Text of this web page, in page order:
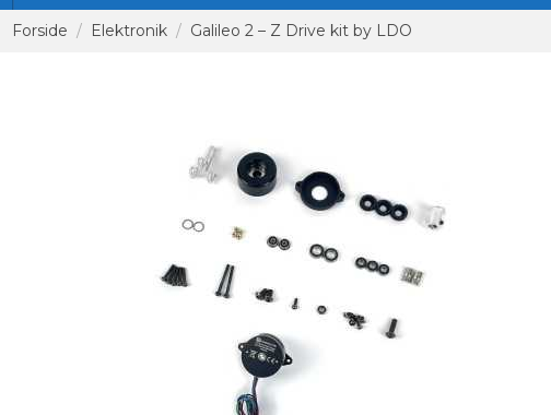
Forside Elektronik Galileo 2 – Z Drive kit by LDO